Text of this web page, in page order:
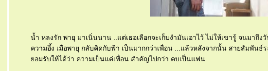
น้ำ หลงรัก พายุ มาเนิ่นนาน ..แต่เธอเลือกจะเก็บงำมันเอาไว้ ไม่ให้เขารู้ จนมาถึ
ความอึ้ง เมื่อพายุ กลับคิดกับฟ้า เป็นมากกว่าเพื่อน ...แล้วหลังจากนั้น สายสัมพัน
อมรับให้ได้ว่า ความเป็นแค่เพื่อน สำคัญไปกว่า คบเป็นแฟน